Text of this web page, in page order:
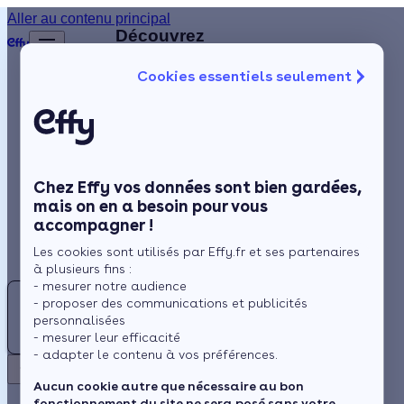
Cookies essentiels seulement
Chez Effy vos données sont bien gardées,
mais on en a besoin pour vous
accompagner !
Les cookies sont utilisés par Effy.fr et ses partenaires
à plusieurs fins :
- mesurer notre audience
- proposer des communications et publicités
personnalisées
- mesurer leur efficacité
- adapter le contenu à vos préférences.
Aucun cookie autre que nécessaire au bon
Aller au contenu principal
Chauffage
Rénovation globale
Aides et Primes
Actualités
Espace Client
Retour
DZ
FRANCE
Découvrez
artisans
B
BATIENERGIES
5.0 (2 avis)
Valenciennes
Travaux